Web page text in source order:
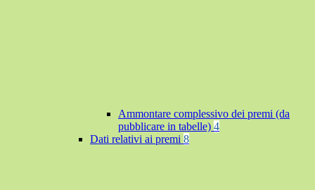
Ammontare complessivo dei premi (da
pubblicare in tabelle) 4
Dati relativi ai premi 8